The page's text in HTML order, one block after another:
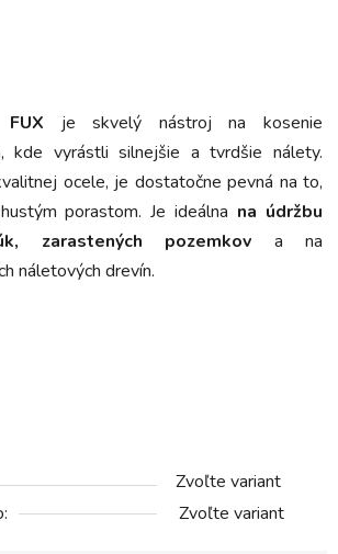
je skvelý nástroj na kosenie
kde vyrástli silnejšie a tvrdšie nálety.
ocele, je dostatočne pevná na to,
porastom. Je ideálna na údržbu
zarastených pozemkov a na
náletových drevín.
Zvoľte variant
Zvoľte variant